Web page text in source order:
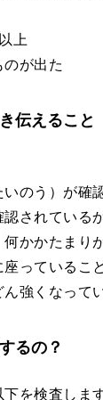
上
のが出た
伝えること
いのう）が確
認されている
何かかたまり
っているこ
強くなって
るの？
を検査します